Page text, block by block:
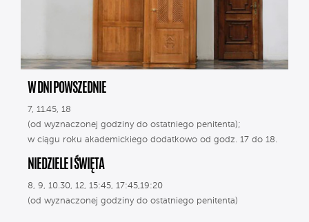
W DNI POWSZEDNIE
7, 11.45, 18
(od wyznaczonej godziny do ostatniego penitenta);
w ciągu roku akademickiego dodatkowo od godz. 17 do 18.
NIEDZIELE I ŚWIĘTA
8, 9, 10.30, 12, 15:45, 17:45,19:20
(od wyznaczonej godziny do ostatniego penitenta)